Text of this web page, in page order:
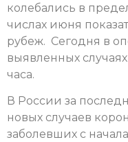
колебались в
числах июня
рубеж. Сегодня в
выявленных
часа.
В России за
новых случаев
заболевших с